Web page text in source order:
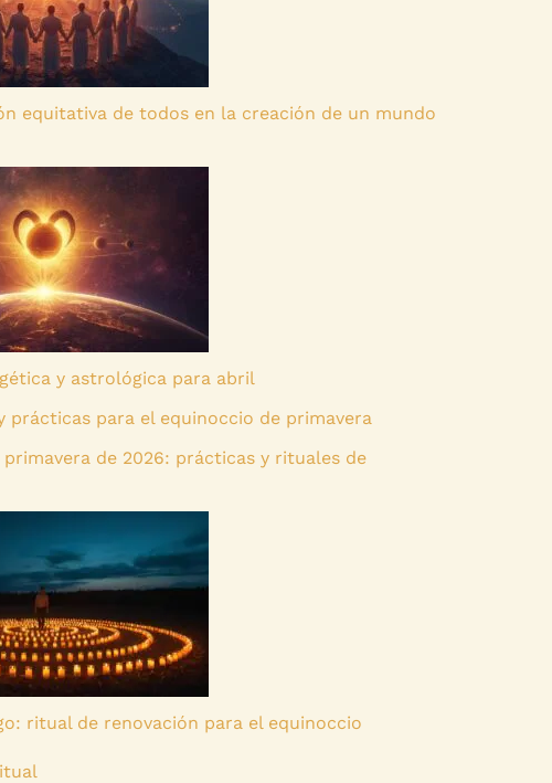
equitativa de todos en la creación de un mundo
y astrológica para abril
prácticas para el equinoccio de primavera
de 2026: prácticas y rituales de
ritual de renovación para el equinoccio